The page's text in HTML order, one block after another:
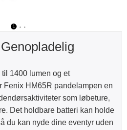
1
1400 lumen og et
Fenix HM65R pandelampen en
som løbeture,
Det holdbare batteri kan holde
du kan nyde dine eventyr uden